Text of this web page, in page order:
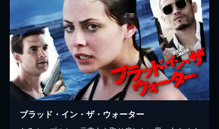
ブラッド・イン・ザ・ウォーター